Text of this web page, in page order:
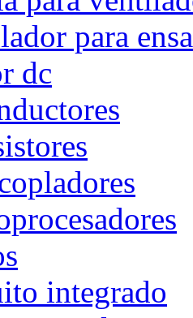
para
dc
integrado